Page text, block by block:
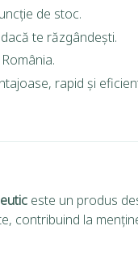
de stoc.
te răzgândești.
rapid și
este un produs
contribuind la